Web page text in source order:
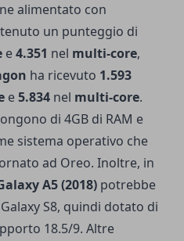
alimentato con
un punteggio di
e4.351 nel multi-core,
ha ricevuto 1.593
e5.834 nel multi-core.
di 4GB di RAM e
sistema operativo che
ad Oreo. Inoltre, in
A5 (2018) potrebbe
S8, quindi dotato di
18.5/9. Altre